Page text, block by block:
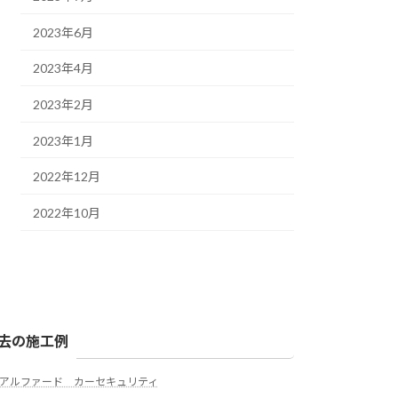
2023年6月
2023年4月
2023年2月
2023年1月
2022年12月
2022年10月
の施工例
アルファード カーセキュリティ